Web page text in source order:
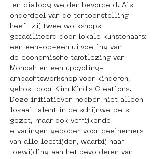
en dialoog werden bevorderd. Als
onderdeel van de tentoonstelling
heeft zij twee workshops
gefaciliteerd door lokale kunstenaars:
een een-op-een uitvoering van
de economische tarotlezing van
Monoah en een upcycling-
ambachtsworkshop voor kinderen,
gehost door Kim Kind's Creations.
Deze initiatieven hebben niet alleen
lokaal talent in de schijnwerpers
gezet, maar ook verrijkende
ervaringen geboden voor deelnemers
van alle leeftijden, waarbij haar
toewijding aan het bevorderen van